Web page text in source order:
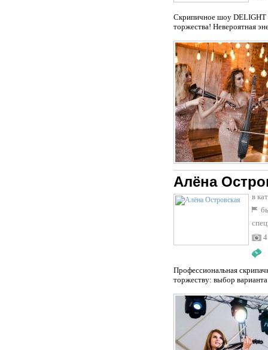
Скрипичное шоу DELIGHT
торжества! Невероятная
Алёна
в
4
:
Профессиональная
торжеству: выбор